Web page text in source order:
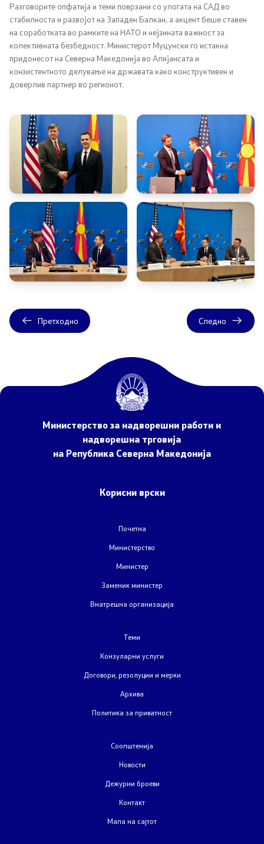
Конзуларни услуги
Македонски државјани
Странски државјани
Односи со јавност
Новости
Соопштенија
Прес-конференции
Интервјуа
Публикации
Акредитации
Меѓународни договори
Патот до Преспа
Kонтрола за извоз на стоки и технологии со двојна
Информации од јавен карактер
Разговорите опфатија и теми поврзани со улогата на САД во
стабилноста и развојот на Западен Балкан, а акцент беше ставен
на соработката во рамките на НАТО и нејзината важност за
колективната безбедност. Министерот Муцунски го истакна
придонесот на Северна Македонија во Алијансата и
конзистентното делување на државата како конструктивен и
доверлив партнер во регионот.
Претходно Следно
Министерство за надворешни работи и
надворешна трговија
на Република Северна Македонија
Корисни врски
Почетна
Министерство
Министер
Заменик министер
Внатрешна организација
Теми
Конзуларни услуги
Договори, резолуции и мерки
Архива
Политика за приватност
Соопштенија
Новости
Дежурни броеви
Контакт
Мапа на сајтот